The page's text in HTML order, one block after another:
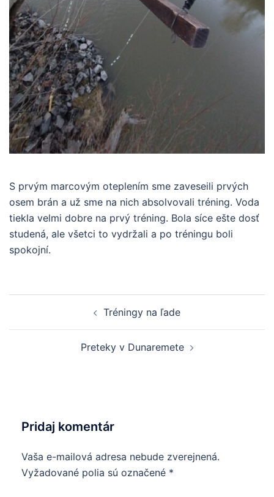
S prvým marcovým oteplením sme zaveseili prvých
osem brán a už sme na nich absolvovali tréning. Voda
tiekla velmi dobre na prvý tréning. Bola síce ešte dosť
studená, ale všetci to vydržali a po tréningu boli
spokojní.
Tréningy na ľade
Preteky v Dunaremete
Pridaj komentár
Vaša e-mailová adresa nebude zverejnená.
Vyžadované polia sú označené *